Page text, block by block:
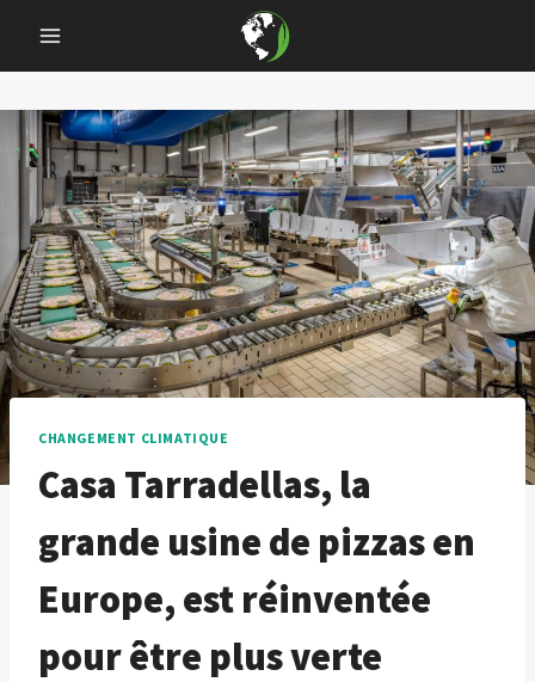
content
CHANGEMENT CLIMATIQUE
Casa Tarradellas, la
grande usine de pizzas en
Europe, est réinventée
pour être plus verte